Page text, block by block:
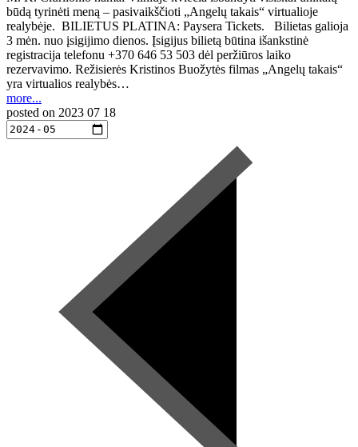
būdą tyrinėti meną – pasivaikščioti „Angelų takais“ virtualioje
realybėje. BILIETUS PLATINA: Paysera Tickets. Bilietas galioja
3 mėn. nuo įsigijimo dienos. Įsigijus bilietą būtina išankstinė
registracija telefonu +370 646 53 503 dėl peržiūros laiko
rezervavimo. Režisierės Kristinos Buožytės filmas „Angelų takais“
yra virtualios realybės…
more...
posted on 2023 07 18